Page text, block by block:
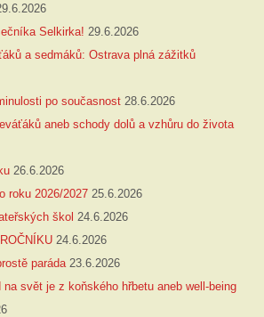
Selkirka! 29.6.2026
a sedmáků: Ostrava plná zážitků
po současnost 28.6.2026
aneb schody dolů a vzhůru do života
26.6.2026
roku 2026/2027 25.6.2026
škol 24.6.2026
24.6.2026
paráda 23.6.2026
na svět je z koňského hřbetu aneb well-being